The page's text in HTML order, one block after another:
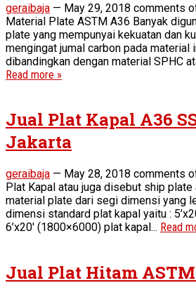
geraibaja — May 29, 2018 comments
Material Plate ASTM A36 Banyak
plate yang mempunyai kekuatan dan
mengingat jumal carbon pada material
dibandingkan dengan material SPHC
Read more »
Jual Plat Kapal A36
Jakarta
geraibaja — May 28, 2018 comments
Plat Kapal atau juga disebut ship plate
material plate dari segi dimensi yang
dimensi standard plat kapal yaitu :
6’x20′ (1800×6000) plat kapal... Read
Jual Plat Hitam